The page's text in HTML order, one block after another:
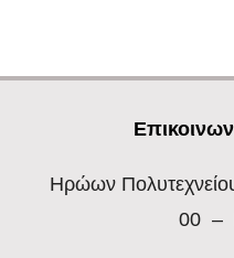
Ηρώων
00 –